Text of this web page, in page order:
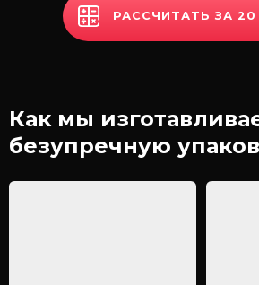
РАССЧИТАТЬ ЗА
Как мы
безупречную